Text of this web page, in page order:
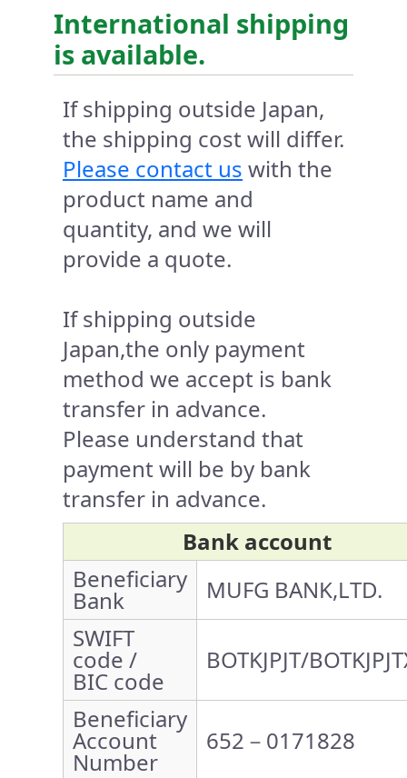
International shipping
is available.
If shipping outside Japan,
the shipping cost will differ.
Please contact us with the
product name and
quantity, and we will
provide a quote.
If shipping outside
Japan,the only payment
method we accept is bank
transfer in advance.
Please understand that
payment will be by bank
transfer in advance.
Bank account
Beneficiary
Bank
MUFG BANK,LTD.
SWIFT
code /
BIC code
BOTKJPJT/
Beneficiary
Account
Number
652－0171828